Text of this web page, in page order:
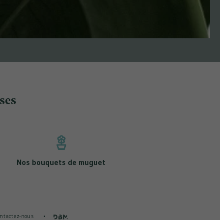
Nos bouquets de muguet
nous
Personnalisez vos préférences pour contrôler la